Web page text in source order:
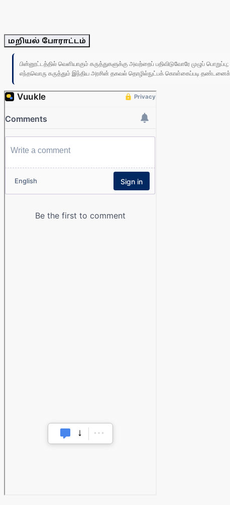
மறியல் போராட்டம்
பின்னூட்டத்தில் வெளியாகும் கருத்துகளுக்கு அவற்றைப் பதிவிடுவோரே முழுப்
எந்தவொரு கருத்தும் இந்திய அரசின் தகவல் தொழில்நுட்பக் கொள்கைப்படி